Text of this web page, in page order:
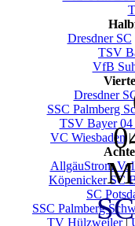
Dresdner SC
TSV
VfB
Dresdner
SSC Palmberg
TSV Bayer 04
VC Wiesbaden|
AllgäuStrom
Köpenicker SC
SC
SSC Palmberg
TV Hülzweiler|